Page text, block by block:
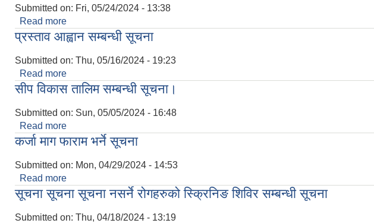
Submitted on: Fri, 05/24/2024 - 13:38
Read more
प्रस्ताव आह्वान सम्बन्धी सूचना
Submitted on: Thu, 05/16/2024 - 19:23
Read more
सीप विकास तालिम सम्बन्धी सूचना।
Submitted on: Sun, 05/05/2024 - 16:48
Read more
कर्जा माग फाराम भर्ने सूचना
Submitted on: Mon, 04/29/2024 - 14:53
Read more
सूचना सूचना सूचना नसर्ने रोगहरुको स्क्रिनिङ शिविर सम्बन्धी सूचना
Submitted on: Thu, 04/18/2024 - 13:19